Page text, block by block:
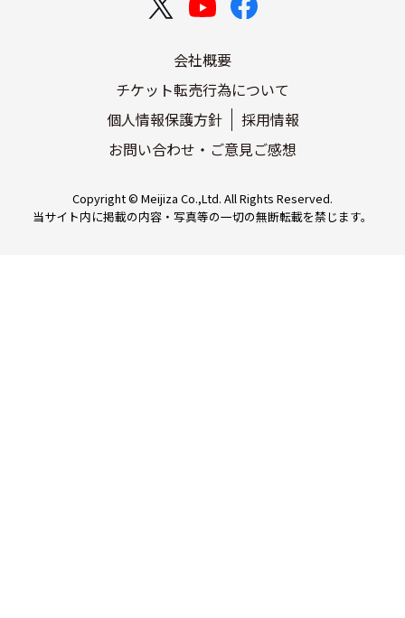
会社概要
チケット転売行為について
個人情報保護方針
採用情報
お問い合わせ・ご意見ご感想
Copyright © Meijiza Co.,Ltd. All Rights Reserved.
当サイト内に掲載の内容・写真等の一切の無断転載を禁じます。